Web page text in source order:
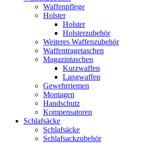
Waffenpflege
Holster
Holster
Holsterzubehör
Weiteres Waffenzubehör
Waffentragetaschen
Magazintaschen
Kurzwaffen
Langwaffen
Gewehrriemen
Montagen
Handschutz
Kompensatoren
Schlafsäcke
Schlafsäcke
Schlafsackzubehör